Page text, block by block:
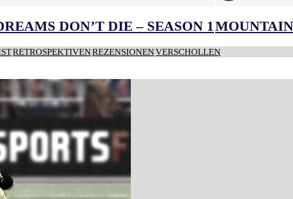
DON’T DIE – SEASON 1MOUNTAIN
RETROSPEKTIVENREZENSIONENVERSCHOLLEN